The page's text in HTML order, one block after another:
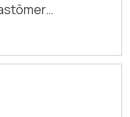
é um
ser
A,
possui